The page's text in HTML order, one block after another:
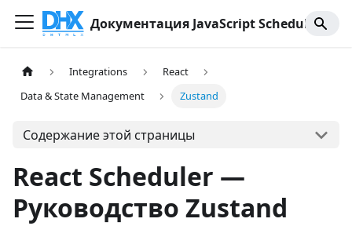
Документация JavaScript Scheduler
Integrations
React
Data & State Management
Zustand
Содержание этой страницы
React Scheduler —
Руководство Zustand